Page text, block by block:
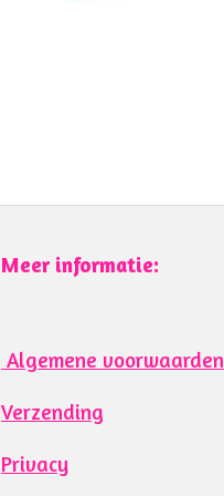
Meer informatie:
Algemene voorwaarden
Verzending
Privacy